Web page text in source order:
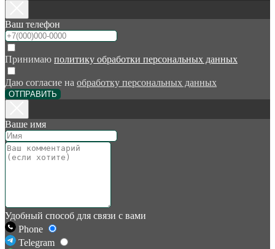
Ваш телефон
Принимаю политику обработки персональных данных
Даю согласие на обработку персональных данных
ОТПРАВИТЬ
Ваше имя
Удобный способ для связи с вами
Phone
Telegram